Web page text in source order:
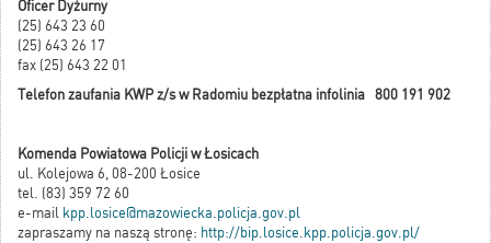
Oficer Dyżurny
(25) 643 23 60
(25) 643 26 17
fax (25) 643 22 01
Telefon zaufania KWP z/s w Radomiu bezpłatna infolinia 800 191 902
Komenda Powiatowa Policji w Łosicach
ul. Kolejowa 6, 08-200 Łosice
tel. (83) 359 72 60
e-mail kpp.losice@mazowiecka.policja.gov.pl
zapraszamy na naszą stronę: http://bip.losice.kpp.policja.gov.pl/